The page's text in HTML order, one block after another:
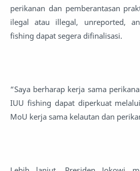
perikanan dan pemberantasan
ilegal atau illegal, unreported,
fishing dapat segera difinalisasi.
“Saya berharap kerja sama
IUU fishing dapat diperkuat
MoU kerja sama kelautan dan